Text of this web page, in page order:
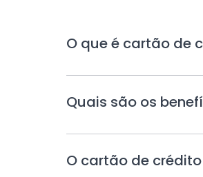
sobre
Cartão
de
O que é cartão de
Quais são os
O cartão de